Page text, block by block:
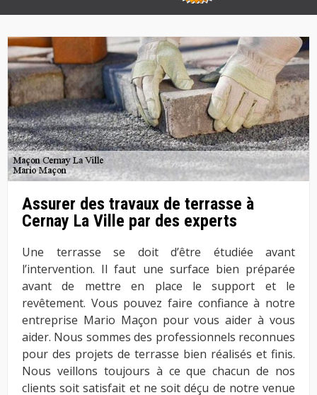
Assurer des travaux de terrasse à
Cernay La Ville par des experts
Une terrasse se doit d’être étudiée avant
l’intervention. Il faut une surface bien préparée
avant de mettre en place le support et le
revêtement. Vous pouvez faire confiance à notre
entreprise Mario Maçon pour vous aider à vous
aider. Nous sommes des professionnels reconnues
pour des projets de terrasse bien réalisés et finis.
Nous veillons toujours à ce que chacun de nos
clients soit satisfait et ne soit déçu de notre venue